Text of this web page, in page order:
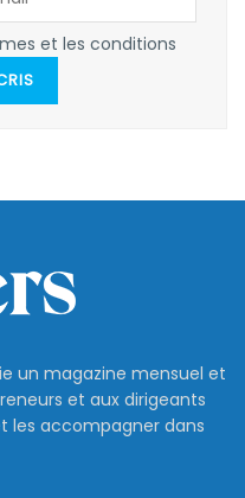
et les conditions
un magazine mensuel et
et aux dirigeants
les accompagner dans